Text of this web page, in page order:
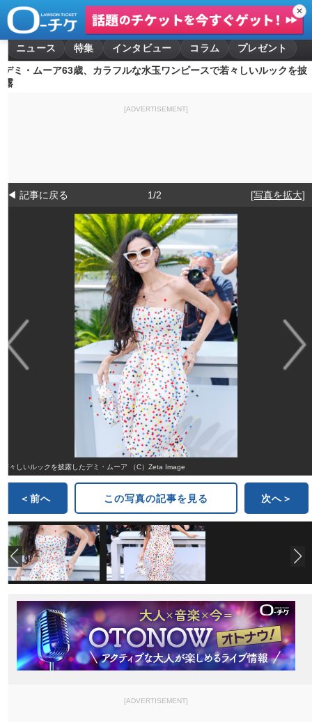
✕
ニュース 特集 インタビュー コラム
プレゼント
デミ・ムーア63歳、カラフルな水玉ワンピースで若々しいルックを披
露
[ADVERTISEMENT]
◀ 記事に戻る 1/2 [写真を拡大]
若々しいルックを披露したデミ・ムーア （C）Zeta Image
＜前へ この写真の記事を見る 次へ＞
[ADVERTISEMENT]